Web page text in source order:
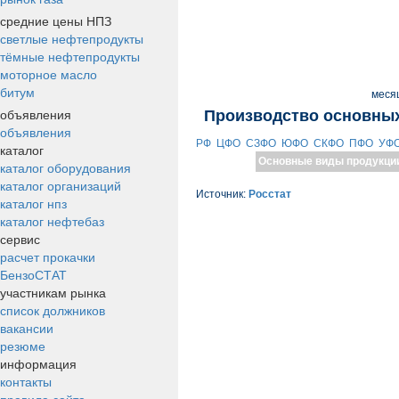
средние цены НПЗ
светлые нефтепродукты
тёмные нефтепродукты
моторное масло
битум
объявления
объявления
каталог
каталог оборудования
каталог организаций
каталог нпз
каталог нефтебаз
сервис
расчет прокачки
БензоСТАТ
участникам рынка
список должников
вакансии
резюме
информация
контакты
Производство
РФ ЦФО СЗФО ЮФО СКФО ПФО
Основные виды
Источник: Росстат